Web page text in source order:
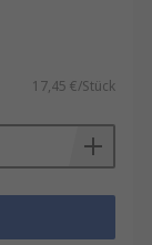
17,45 €/Stück